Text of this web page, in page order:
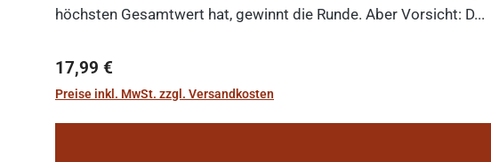
höchsten Gesamtwert hat, gewinnt die Runde. Aber Vorsicht: D...
Regulärer Preis:
17,99 €
Preise inkl. MwSt. zzgl. Versandkosten